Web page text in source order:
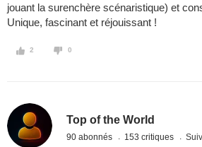
jouant la surenchère scénaristique) et
Unique, fascinant et réjouissant !
2 0
Top of the World
90 abonnés 153 critiques